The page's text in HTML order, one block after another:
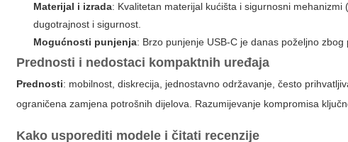
Materijal i izrada: Kvalitetan materijal kućišta i sigurnosni
dugotrajnost i sigurnost.
Mogućnosti punjenja: Brzo punjenje USB-C je danas poželjno zbog
Prednosti i nedostaci kompaktnih uređaja
Prednosti: mobilnost, diskrecija, jednostavno održavanje, često
ograničena zamjena potrošnih dijelova. Razumijevanje kompromisa
Kako usporediti modele i čitati recenzije